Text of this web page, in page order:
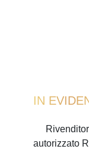
IN
autorizzato